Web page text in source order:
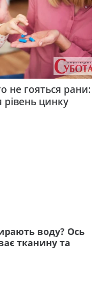
не гояться рани:
цинку
воду? Ось
тканину та